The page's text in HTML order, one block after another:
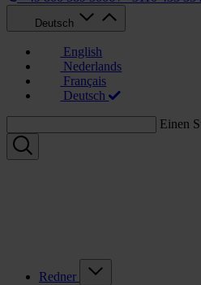
Deutsch
English
Nederlands
Français
Deutsch
Einen
Redner